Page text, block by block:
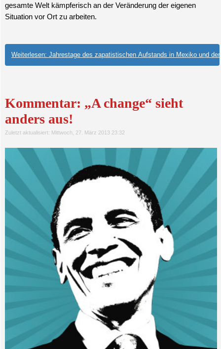
gesamte Welt kämpferisch an der Veränderung der eigenen
Situation vor Ort zu arbeiten.
Weiterlesen: Jahrestage des zapatistischen Aufstands in Mexiko und
Kommentar: „A change“ sieht
anders aus!
Zuletzt aktualisiert: Mittwoch, 27. März 2013 23:32